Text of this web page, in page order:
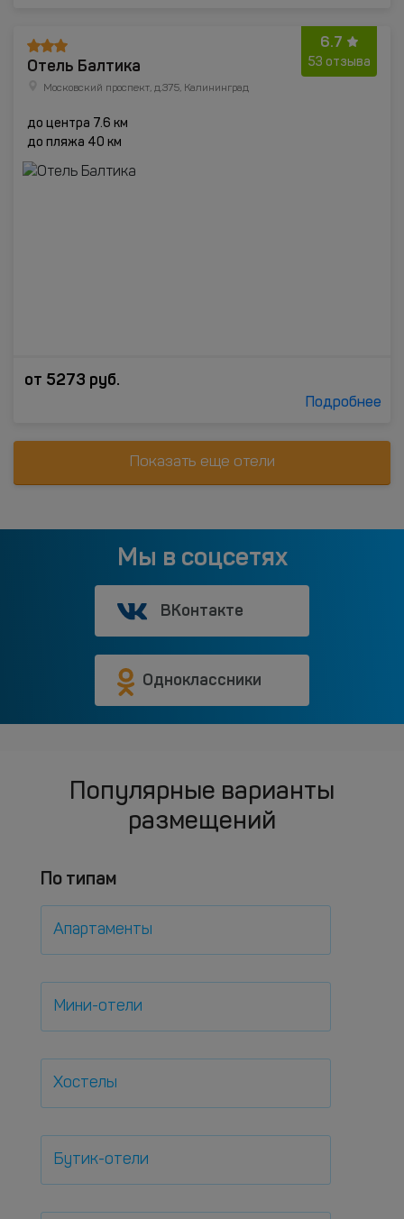
6.7
53 отзыва
Отель Балтика
Московский проспект, д.375, Калининград
до центра 7.6 км
до пляжа 40 км
от 5273 руб.
Подробнее
Показать еще отели
Мы в соцсетях
ВКонтакте
Одноклассники
Популярные варианты
размещений
По типам
Апартаменты
Мини-отели
Хостелы
Бутик-отели